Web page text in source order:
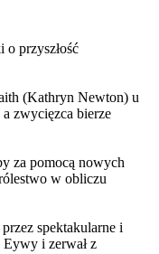
przyszłość
(Kathryn Newton) u
zwycięzca bierze
za pomocą nowych
w obliczu
spektakularne i
i zerwał z